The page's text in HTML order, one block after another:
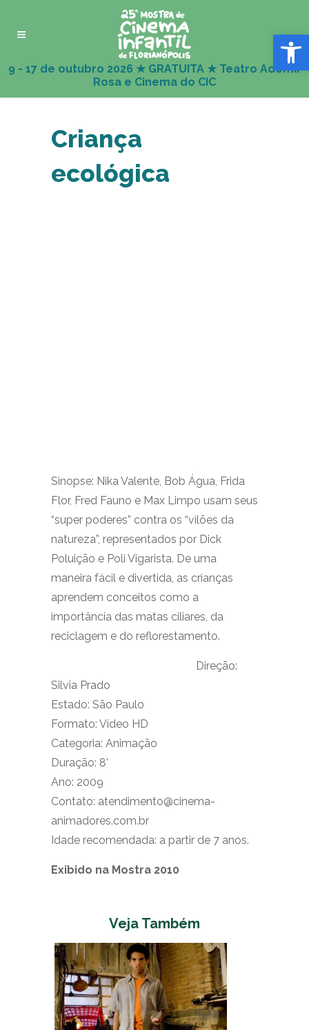
Abrir
Criança
ecológica
Sinopse: Nika Valente, Bob Água, Frida
Flor, Fred Fauno e Max Limpo usam seus
“super poderes” contra os “vilões da
natureza”, representados por Dick
Poluição e Poli Vigarista. De uma
maneira fácil e divertida, as crianças
aprendem conceitos como a
importância das matas ciliares, da
reciclagem e do reflorestamento.
Direção:
Silvia Prado
Estado: São Paulo
Formato: Vídeo HD
Categoria: Animação
Duração: 8’
Ano: 2009
Contato: atendimento@cinema-
animadores.com.br
Idade recomendada: a partir de 7 anos.
Exibido na Mostra 2010
Veja Também